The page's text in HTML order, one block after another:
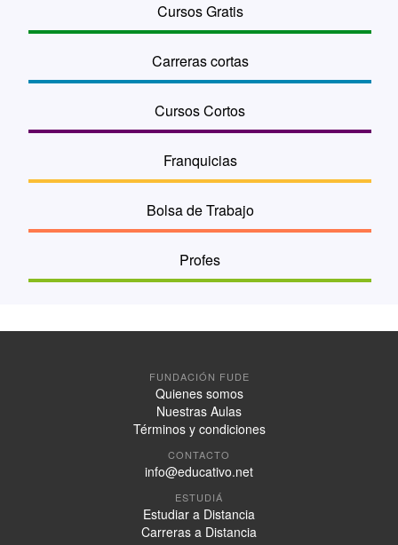
Cursos Gratis
Carreras cortas
Cursos Cortos
Franquicias
Bolsa de Trabajo
Profes
FUNDACIÓN FUDE
Quienes somos
Nuestras Aulas
Términos y condiciones
CONTACTO
info@educativo.net
ESTUDIÁ
Estudiar a Distancia
Carreras a Distancia